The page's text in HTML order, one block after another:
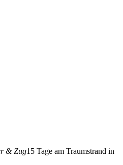
& Zug15 Tage am Traumstrand in